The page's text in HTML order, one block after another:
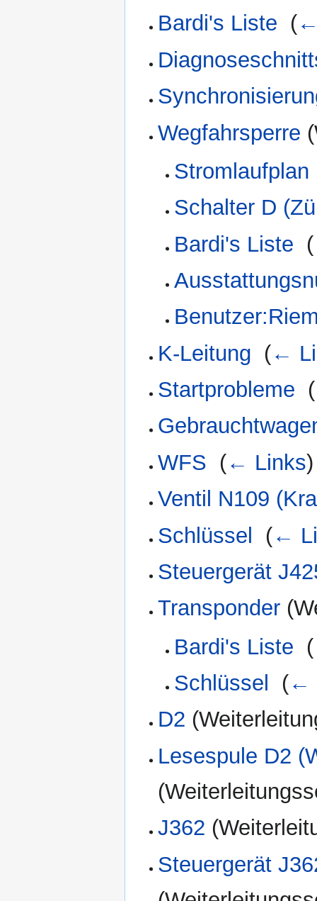
Bardi's Liste (
Wegfahrsperre
Stromlaufplan
Schalter D
Bardi's Liste (
K-Leitung (←
Startprobleme (
WFS (← Links)
Ventil N109
Schlüssel
(←
Steuergerät
Transponder
Bardi's Liste (
Schlüssel
(←
D2
Lesespule D2
J362
Steuergerät